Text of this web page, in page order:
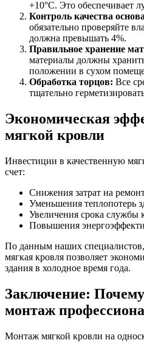
+10°C. Это обеспечивает
Контроль качества
обязательно проверяйте
должна превышать 4%.
Правильное хранение
материалы должны
положении в сухом
Обработка торцов: Все
тщательно
Экономическая
мягкой кровли
Инвестиции в качественную
счет:
Снижения затрат на
Уменьшения теплопотерь
Увеличения срока службы
Повышения
По данным наших
мягкая кровля позволяет
здания в холодное время года.
Заключение:
монтаж
Монтаж мягкой кровли на